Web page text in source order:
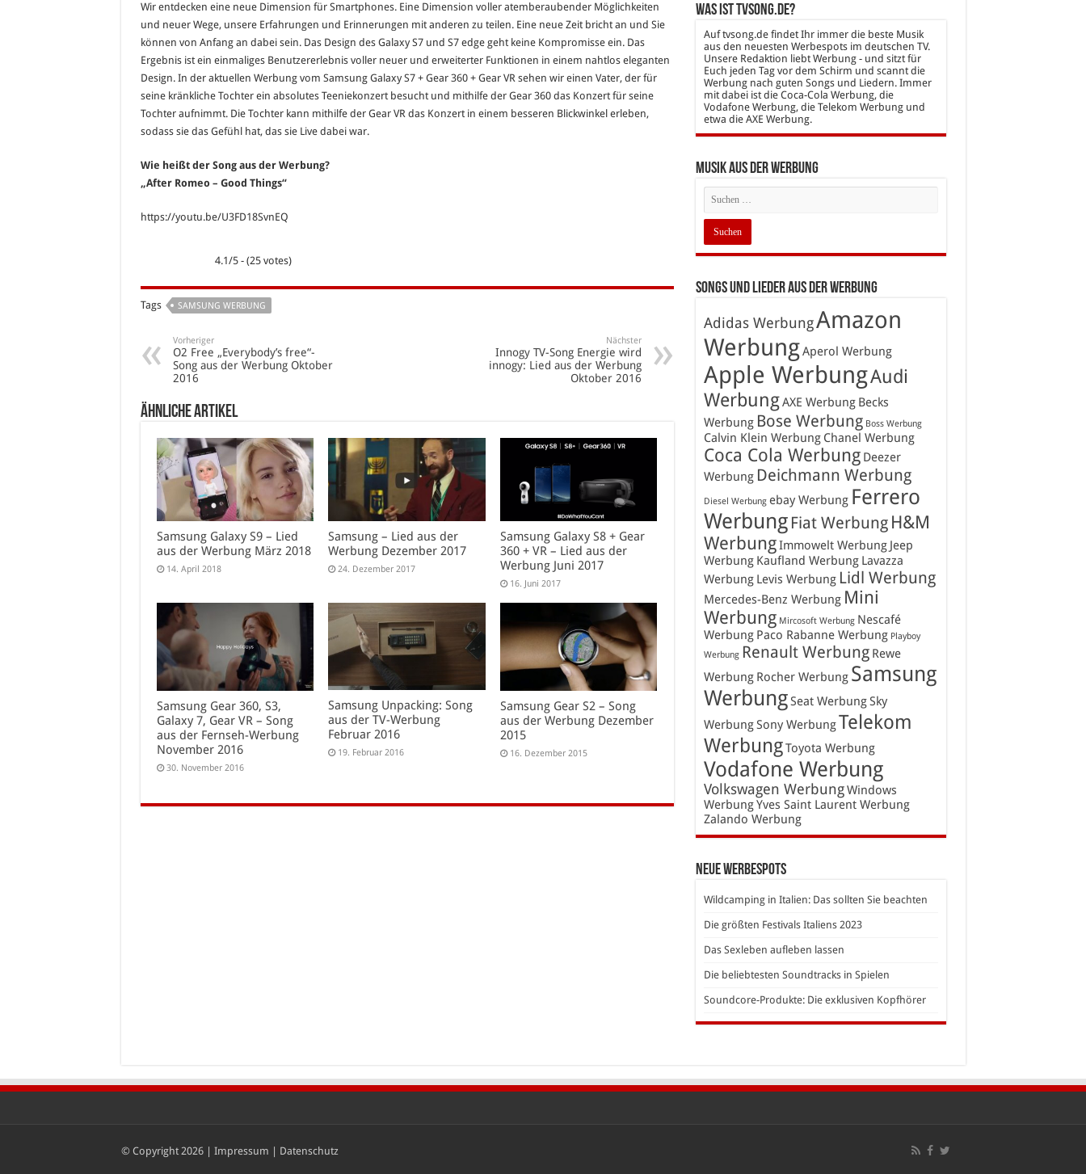
Wir entdecken eine neue Dimension für Smartphones. Eine Dimension voller atemberaubender Möglichkeiten
und neuer Wege, unsere Erfahrungen und Erinnerungen mit anderen zu teilen. Eine neue Zeit bricht an und Sie
können von Anfang an dabei sein. Das Design des Galaxy S7 und S7 edge geht keine Kompromisse ein. Das
Ergebnis ist ein einmaliges Benutzererlebnis voller neuer und erweiterter Funktionen in einem nahtlos eleganten
Design. In der aktuellen Werbung vom Samsung Galaxy S7 + Gear 360 + Gear VR sehen wir einen Vater, der für
seine kränkliche Tochter ein absolutes Teeniekonzert besucht und mithilfe der Gear 360 das Konzert für seine
Tochter aufnimmt. Die Tochter kann mithilfe der Gear VR das Konzert in einem besseren Blickwinkel erleben,
sodass sie das Gefühl hat, das sie Live dabei war.
Wie heißt der Song aus der Werbung?
„After Romeo – Good Things“
https://youtu.be/U3FD18SvnEQ
4.1/5 - (25 votes)
Tags SAMSUNG WERBUNG
Vorheriger
O2 Free „Everybody’s free“-
Song aus der Werbung Oktober
2016
Nächster
Innogy TV-Song Energie wird
innogy: Lied aus der Werbung
Oktober 2016
Ähnliche Artikel
Samsung Galaxy S9 – Lied
aus der Werbung März 2018
14. April 2018
Samsung – Lied aus der
Werbung Dezember 2017
24. Dezember 2017
Samsung Galaxy S8 + Gear
360 + VR – Lied aus der
Werbung Juni 2017
16. Juni 2017
Samsung Gear 360, S3,
Galaxy 7, Gear VR – Song
aus der Fernseh-Werbung
November 2016
30. November 2016
Samsung Unpacking: Song
aus der TV-Werbung
Februar 2016
19. Februar 2016
Samsung Gear S2 – Song
aus der Werbung Dezember
2015
16. Dezember 2015
Was ist tvsong.de?
Auf tvsong.de findet Ihr immer die beste Musik
aus den neuesten Werbespots im deutschen TV.
Unsere Redaktion liebt Werbung - und sitzt für
Euch jeden Tag vor dem Schirm und scannt die
Werbung nach guten Songs und Liedern. Immer
mit dabei ist die Coca-Cola Werbung, die
Vodafone Werbung, die Telekom Werbung und
etwa die AXE Werbung.
Musik aus der Werbung
Songs und Lieder aus der Werbung
Adidas WerbungAmazon
WerbungAperol Werbung
Apple WerbungAudi
WerbungAXE Werbung Becks
Werbung Bose Werbung Boss Werbung
Calvin Klein Werbung Chanel Werbung
Coca Cola Werbung Deezer
Werbung Deichmann Werbung
Diesel Werbung ebay Werbung Ferrero
Werbung Fiat Werbung H&M
WerbungImmowelt Werbung Jeep
Werbung Kaufland Werbung Lavazza
Werbung Levis Werbung Lidl Werbung
Mercedes-Benz Werbung Mini
Werbung Mircosoft Werbung Nescafé
Werbung Paco Rabanne Werbung Playboy
Werbung Renault Werbung Rewe
Werbung Rocher Werbung Samsung
WerbungSeat WerbungSky
WerbungSony WerbungTelekom
WerbungToyota Werbung
Vodafone Werbung
Volkswagen WerbungWindows
WerbungYves Saint Laurent Werbung
Zalando Werbung
Neue Werbespots
Wildcamping in Italien: Das sollten Sie beachten
Die größten Festivals Italiens 2023
Das Sexleben aufleben lassen
Die beliebtesten Soundtracks in Spielen
Soundcore-Produkte: Die exklusiven Kopfhörer
© Copyright 2026 | Impressum Datenschutz